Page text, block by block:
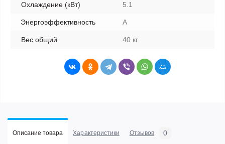
Охлаждение (кВт) 5.1
Энергоэффективность A
Вес общий 40 кг
Описание товара Характеристики Отзывов 0